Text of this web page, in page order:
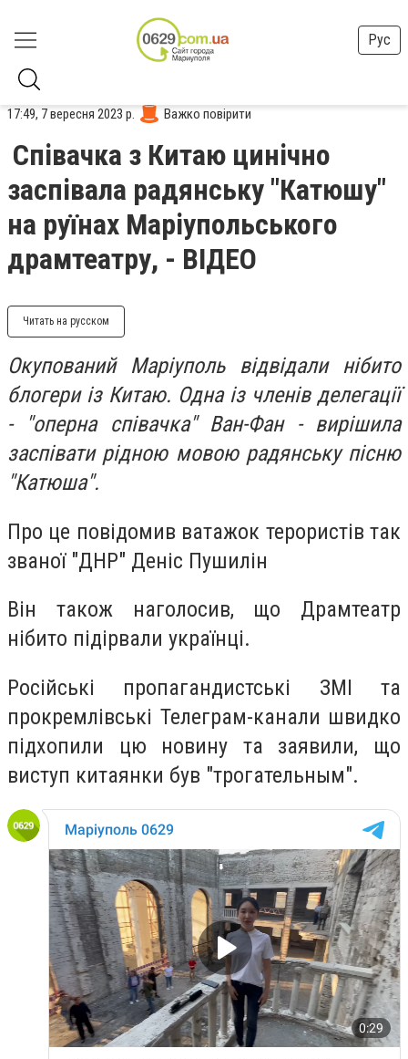
Рус
17:49, 7 вересня 2023 р. Важко повірити
Співачка з Китаю цинічно
заспівала радянську "Катюшу"
на руїнах Маріупольського
драмтеатру, - ВІДЕО
Читать на русском
Окупований Маріуполь відвідали нібито
блогери із Китаю. Одна із членів делегації
- "оперна співачка" Ван-Фан - вирішила
заспівати рідною мовою радянську пісню
"Катюша".
Про це повідомив ватажок терористів так
званої "ДНР" Деніс Пушилін
Він також наголосив, що Драмтеатр
нібито підірвали українці.
Російські пропагандистські ЗМІ та
прокремлівські Телеграм-канали швидко
підхопили цю новину та заявили, що
виступ китаянки був "трогательным".